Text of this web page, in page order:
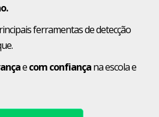
ferramentas de detecção
ecom confiançana escola e